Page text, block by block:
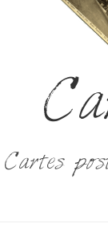
Cartes